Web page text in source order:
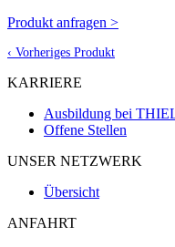
Produkt anfragen >
‹ Vorheriges Produkt
KARRIERE
Ausbildung bei
Offene Stellen
UNSER NETZWERK
Übersicht
ANFAHRT